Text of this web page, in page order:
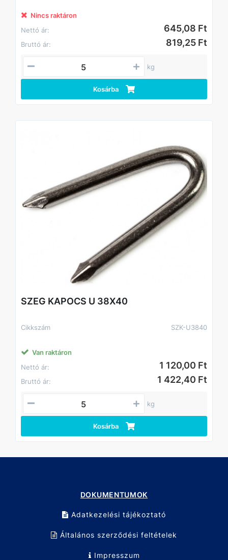
Nincs raktáron
Nettó ár:
645,08 Ft
Bruttó ár: 819,25 Ft
kg
Kosárba
SZEG KAPOCS U 38X40
Cikkszám SZK-U3840
Van raktáron
Nettó ár:
1 120,00 Ft
Bruttó ár: 1 422,40 Ft
kg
Kosárba
DOKUMENTUMOK
Adatkezelési tájékoztató
Általános szerződési feltételek
Impresszum